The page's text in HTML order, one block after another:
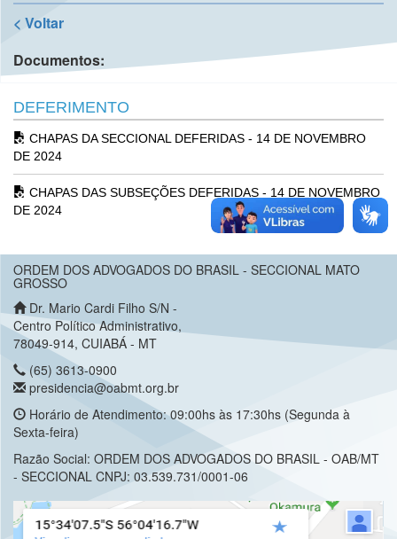
< Voltar
Documentos:
DEFERIMENTO
CHAPAS DA SECCIONAL DEFERIDAS - 14 DE NOVEMBRO
DE 2024
CHAPAS DAS SUBSEÇÕES DEFERIDAS - 14 DE NOVEMBRO
DE 2024
ORDEM DOS ADVOGADOS DO BRASIL - SECCIONAL MATO
GROSSO
Dr. Mario Cardi Filho S/N -
Centro Político Administrativo,
78049-914, CUIABÁ - MT
(65) 3613-0900
presidencia@oabmt.org.br
Horário de Atendimento: 09:00hs às 17:30hs (Segunda à
Sexta-feira)
Razão Social: ORDEM DOS ADVOGADOS DO BRASIL - OAB/MT
- SECCIONAL CNPJ: 03.539.731/0001-06